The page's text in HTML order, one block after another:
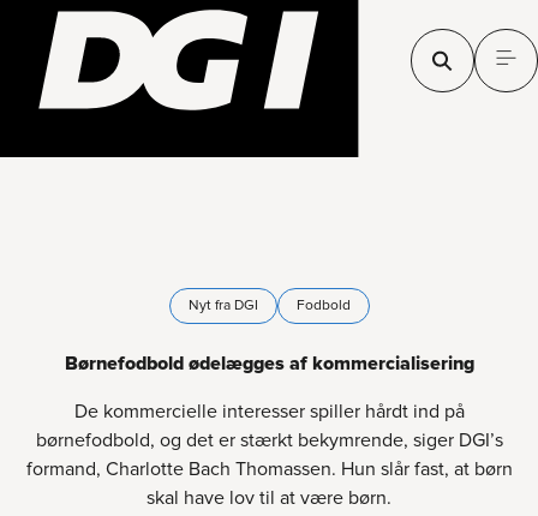
Nyt fra DGI Fodbold
Børnefodbold ødelægges af kommercialisering
De kommercielle interesser spiller hårdt ind på
børnefodbold, og det er stærkt bekymrende, siger DGI’s
formand, Charlotte Bach Thomassen. Hun slår fast, at børn
skal have lov til at være børn.